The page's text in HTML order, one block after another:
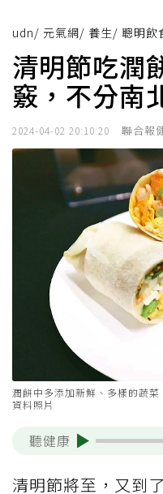
udn/ 元氣網/ 養生/ 聰明飲
清明節吃潤
竅，不分南
2024-04-02 20:10:20 聯合報
潤餅中多添加新鮮、多樣的蔬
資料照片
聽健康
清明節將至，又到